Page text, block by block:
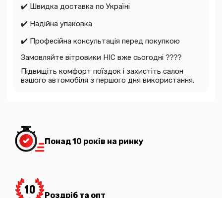
✔ ️ Швидка доставка по Україні
✔ ️ Надійна упаковка
✔ ️ Професійна консультація перед покупкою
Замовляйте вітровики HIC вже сьогодні ????
Підвищіть комфорт поїздок і захистіть салон
вашого автомобіля з першого дня використання.
Понад 10 років на ринку
Роздріб та опт